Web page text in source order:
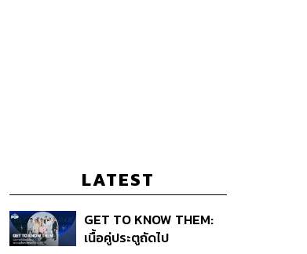
LATEST
GET TO KNOW THEM:
เนื้อคู่ประตูถัดไป